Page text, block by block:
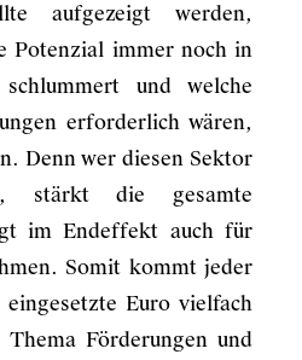
aufgezeigt werden,
Potenzial immer noch in
und welche
erforderlich wären,
Denn wer diesen Sektor
stärkt die gesamte
im Endeffekt auch für
Somit kommt jeder
Euro vielfach
Förderungen und